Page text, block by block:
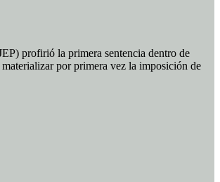
profirió la primera sentencia dentro de
por primera vez la imposición de